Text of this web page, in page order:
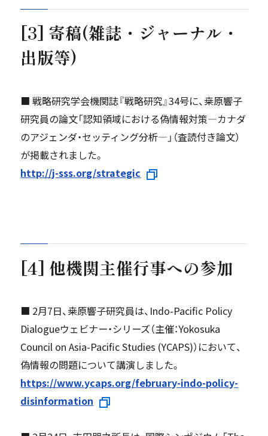
[3] 寄稿(雑誌・ジャーナル・
出版等)
■ 戦略研究学会機関誌『戦略研究』34号に、桒原響子
研究員の論文「認知領域における偽情報対策―カナダ
のアジェンダ・セッティング分析―」（査読付き論文）
が掲載されました。
http://j-sss.org/strategic
[4] 他機関主催行事への参加
■ 2月7日、桒原響子研究員は、Indo-Pacific Policy
Dialogueウェビナー・シリーズ（主催：Yokosuka
Council on Asia-Pacific Studies (YCAPS)）において、
偽情報の問題について講演しました。
https://www.ycaps.org/february-indo-policy-
disinformation